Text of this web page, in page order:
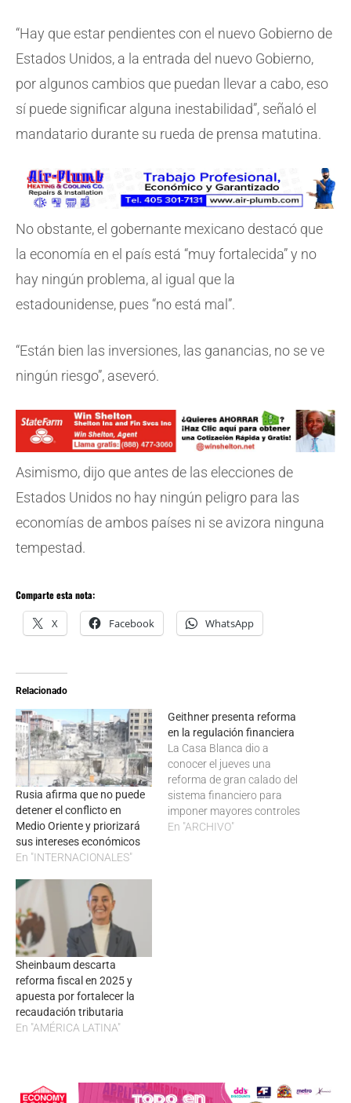
“Hay que estar pendientes con el nuevo Gobierno de
Estados Unidos, a la entrada del nuevo Gobierno,
por algunos cambios que puedan llevar a cabo, eso
sí puede significar alguna inestabilidad”, señaló el
mandatario durante su rueda de prensa matutina.
No obstante, el gobernante mexicano destacó que
la economía en el país está “muy fortalecida” y no
hay ningún problema, al igual que la
estadounidense, pues “no está mal”.
“Están bien las inversiones, las ganancias, no se ve
ningún riesgo”, aseveró.
Asimismo, dijo que antes de las elecciones de
Estados Unidos no hay ningún peligro para las
economías de ambos países ni se avizora ninguna
tempestad.
Comparte esta nota:
X Facebook WhatsApp
Relacionado
Rusia afirma que no puede
detener el conflicto en
Medio Oriente y priorizará
sus intereses económicos
En "INTERNACIONALES"
Geithner presenta reforma
en la regulación financiera
La Casa Blanca dio a
conocer el jueves una
reforma de gran calado del
sistema financiero para
imponer mayores controles
en instituciones
En "ARCHIVO"
Sheinbaum descarta
reforma fiscal en 2025 y
apuesta por fortalecer la
recaudación tributaria
En "AMÉRICA LATINA"